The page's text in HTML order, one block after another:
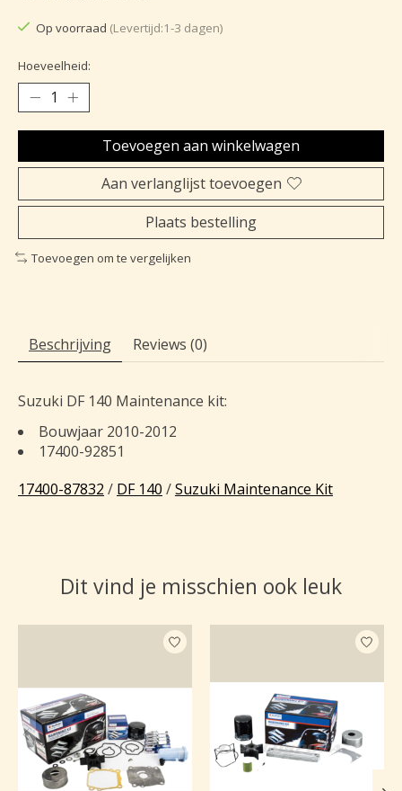
Op voorraad (Levertijd:1-3 dagen)
Hoeveelheid:
Toevoegen aan winkelwagen
Aan verlanglijst toevoegen
Plaats bestelling
Toevoegen om te vergelijken
Beschrijving Reviews (0)
Suzuki DF 140 Maintenance kit:
Bouwjaar 2010-2012
17400-92851
17400-87832 / DF 140 /Suzuki Maintenance Kit
Dit vind je misschien ook leuk
Items van productcarrousel